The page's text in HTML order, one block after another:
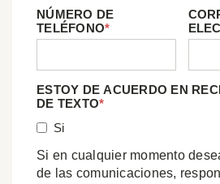
NÚMERO DE
TELÉFONO*
ESTOY DE ACUERDO EN
DE TEXTO*
Si
Si en cualquier momento
de las comunicaciones,